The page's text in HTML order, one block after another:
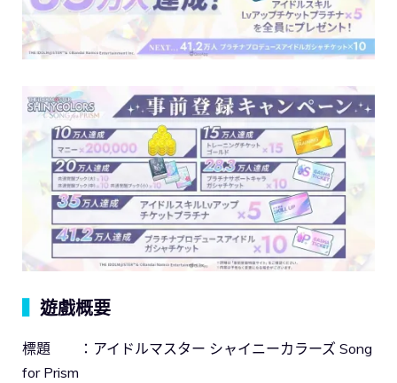
遊戲概要
標題 ：アイドルマスター シャイニーカラーズ Song
for Prism